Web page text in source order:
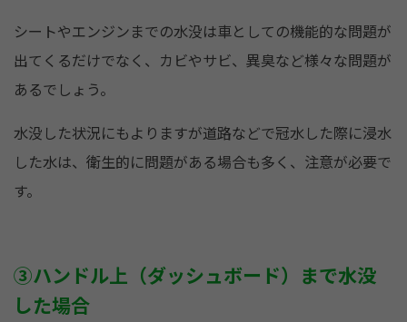
シートやエンジンまでの水没は車としての機能的な問題が
出てくるだけでなく、カビやサビ、異臭など様々な問題が
あるでしょう。
水没した状況にもよりますが道路などで冠水した際に浸水
した水は、衛生的に問題がある場合も多く、注意が必要で
す。
③ハンドル上（ダッシュボード）まで水没
した場合